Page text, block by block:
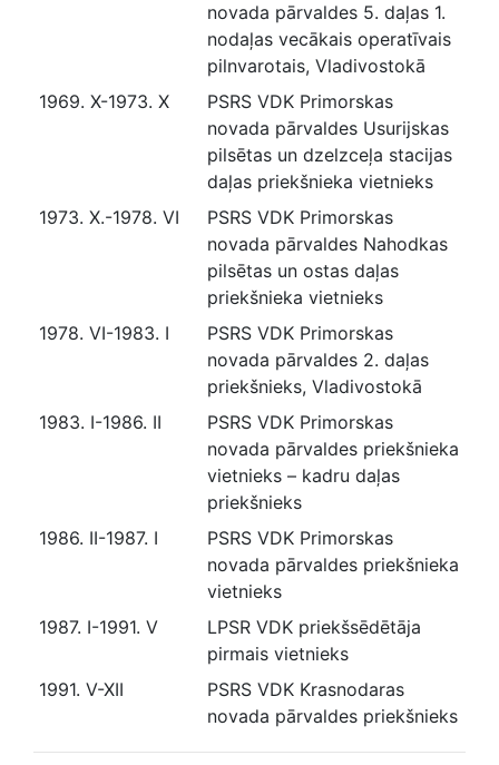
novada pārvaldes 5. daļas 1.
nodaļas vecākais operatīvais
pilnvarotais, Vladivostokā
1969. X-1973. X
PSRS VDK Primorskas
novada pārvaldes Usurijskas
pilsētas un dzelzceļa stacijas
daļas priekšnieka vietnieks
1973. X.-1978. VI
PSRS VDK Primorskas
novada pārvaldes Nahodkas
pilsētas un ostas daļas
priekšnieka vietnieks
1978. VI-1983. I
PSRS VDK Primorskas
novada pārvaldes 2. daļas
priekšnieks, Vladivostokā
1983. I-1986. II
PSRS VDK Primorskas
novada pārvaldes priekšnieka
vietnieks – kadru daļas
priekšnieks
1986. II-1987. I
PSRS VDK Primorskas
novada pārvaldes priekšnieka
vietnieks
1987. I-1991. V
LPSR VDK priekšsēdētāja
pirmais vietnieks
1991. V-XII
PSRS VDK Krasnodaras
novada pārvaldes priekšnieks